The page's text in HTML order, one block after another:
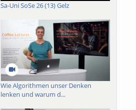
Sa-Uni SoSe 26 (13) Gelz
Wie Algorithmen unser Denken
lenken und warum d...